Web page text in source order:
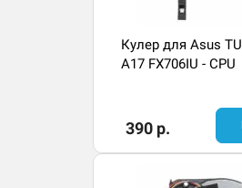
Кулер для Asus
A17 FX706IU - CPU
390 р.